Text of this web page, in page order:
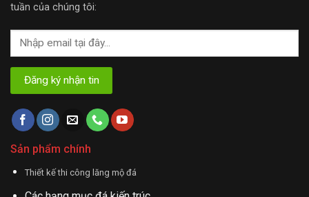
tuần của chúng tôi:
Sản phẩm chính
Thiết kế thi công lăng mộ đá